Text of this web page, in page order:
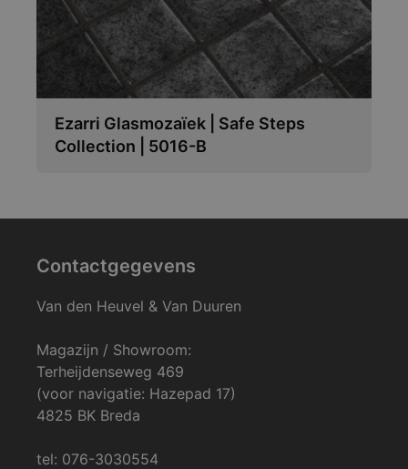
Ezarri Glasmozaïek | Safe Steps
Collection | 5016-B
Contactgegevens
Van den Heuvel & Van Duuren
Magazijn / Showroom:
Terheijdenseweg 469
(voor navigatie: Hazepad 17)
4825 BK Breda
tel: 076-3030554